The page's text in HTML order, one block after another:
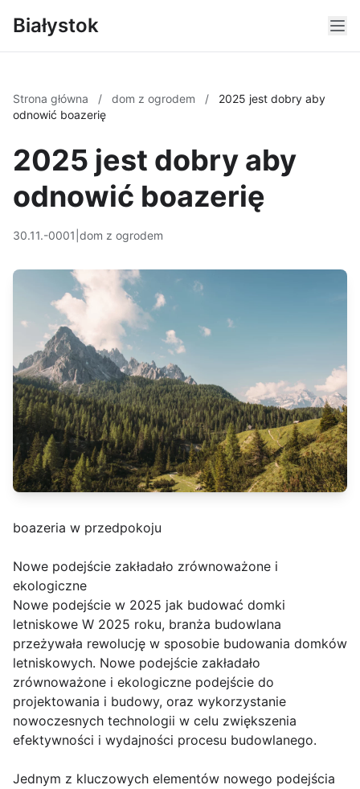
Białystok
Strona główna / dom z ogrodem /
2025 jest dobry aby
odnowić boazerię
2025 jest dobry aby
odnowić boazerię
30.11.-0001 dom z ogrodem
boazeria w przedpokoju
Nowe podejście zakładało zrównoważone i
ekologiczne
Nowe podejście w 2025 jak budować domki
letniskowe W 2025 roku, branża budowlana
przeżywała rewolucję w sposobie budowania domków
letniskowych. Nowe podejście zakładało
zrównoważone i ekologiczne podejście do
projektowania i budowy, oraz wykorzystanie
nowoczesnych technologii w celu zwiększenia
efektywności i wydajności procesu budowlanego.
Jednym z kluczowych elementów nowego podejścia